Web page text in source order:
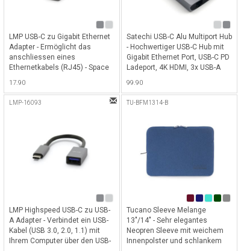
LMP USB-C zu Gigabit Ethernet
Adapter - Ermöglicht das
anschliessen eines
Ethernetkabels (RJ45) - Space
17.90
Satechi USB-C Alu Multiport Hub
- Hochwertiger USB-C Hub mit
Gigabit Ethernet Port, USB-C PD
Ladeport, 4K HDMI, 3x USB-A
99.90
LMP-16093
LMP Highspeed USB-C zu USB-
A Adapter - Verbindet ein USB-
Kabel (USB 3.0, 2.0, 1.1) mit
Ihrem Computer über den USB-
TU-BFM1314-B
Tucano Sleeve Melange
13"/14" - Sehr elegantes
Neopren Sleeve mit weichem
Innenpolster und schlankem